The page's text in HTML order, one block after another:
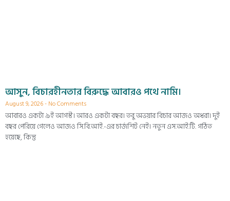
আসুন, বিচারহীনতার বিরুদ্ধে আবারও পথে নামি।
August 9, 2026 No Comments
আবারও একটা ৯ই আগস্ট। আরও একটা বছর। তবু অভয়ার বিচার আজও অধরা। দুই
বছর পেরিয়ে গেলেও আজও সি.বি.আই.-এর চার্জশিট নেই। নতুন এস.আই.টি. গঠিত
হয়েছে, কিন্তু